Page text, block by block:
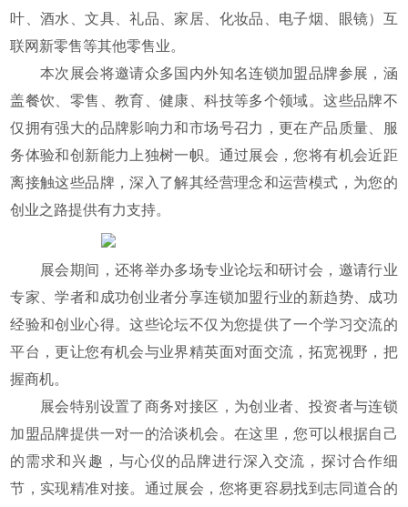
叶、酒水、文具、礼品、家居、化妆品、电子烟、眼镜）互
联网新零售等其他零售业。
本次展会将邀请众多国内外知名连锁加盟品牌参展，涵
盖餐饮、零售、教育、健康、科技等多个领域。这些品牌不
仅拥有强大的品牌影响力和市场号召力，更在产品质量、服
务体验和创新能力上独树一帜。通过展会，您将有机会近距
离接触这些品牌，深入了解其经营理念和运营模式，为您的
创业之路提供有力支持。
展会期间，还将举办多场专业论坛和研讨会，邀请行业
专家、学者和成功创业者分享连锁加盟行业的新趋势、成功
经验和创业心得。这些论坛不仅为您提供了一个学习交流的
平台，更让您有机会与业界精英面对面交流，拓宽视野，把
握商机。
展会特别设置了商务对接区，为创业者、投资者与连锁
加盟品牌提供一对一的洽谈机会。在这里，您可以根据自己
的需求和兴趣，与心仪的品牌进行深入交流，探讨合作细
节，实现精准对接。通过展会，您将更容易找到志同道合的